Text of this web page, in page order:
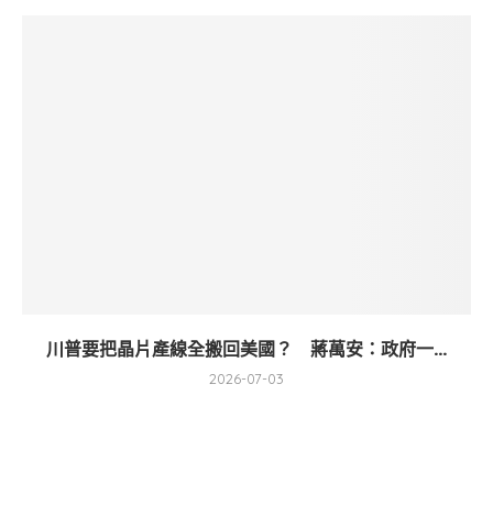
川普要把晶片產線全搬回美國？ 蔣萬安：政府一...
2026-07-03